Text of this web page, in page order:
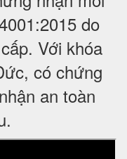
do
Với khóa
có chứng
an toàn